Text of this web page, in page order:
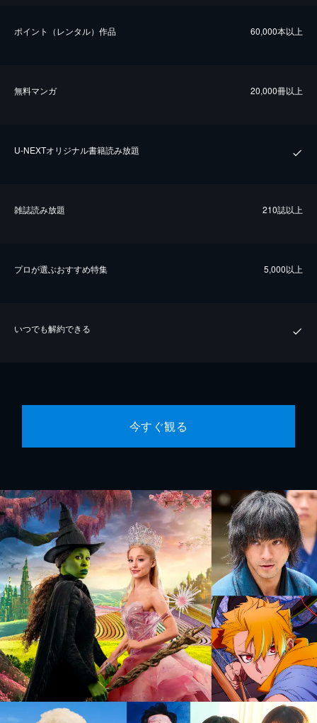
ポイント（レンタル）作品 60,000本以上
無料マンガ 20,000冊以上
U-NEXTオリジナル書籍読み放題
雑誌読み放題 210誌以上
プロが選ぶおすすめ特集 5,000以上
いつでも解約できる
今すぐ観る